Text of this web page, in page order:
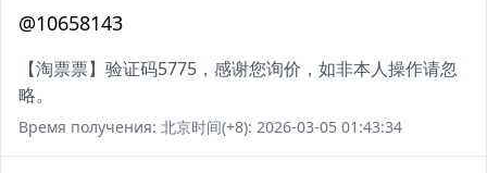
@10658143
【淘票票】验证码5775，感谢您询价，如非本人操作请忽
略。
Время получения: 北京时间(+8): 2026-03-05 01:43:34